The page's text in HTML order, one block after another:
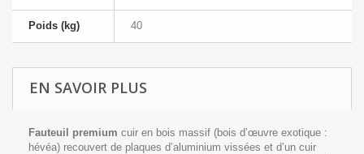
Poids (kg) 40
EN SAVOIR PLUS
Fauteuil premium cuir en bois massif (bois d’œuvre exotique :
hévéa) recouvert de plaques d’aluminium vissées et d’un cuir